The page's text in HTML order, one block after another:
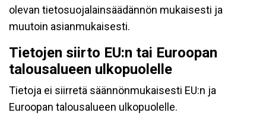
olevan tietosuojalainsäädännön mukaisesti ja
muutoin asianmukaisesti.
Tietojen siirto EU:n tai Euroopan
talousalueen ulkopuolelle
Tietoja ei siirretä säännönmukaisesti EU:n ja
Euroopan talousalueen ulkopuolelle.